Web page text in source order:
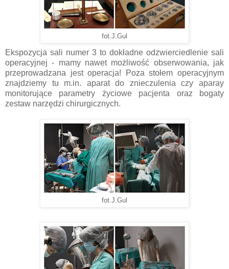
fot.J.Gul
Ekspozycja sali numer 3 to dokładne odzwierciedlenie sali
operacyjnej - mamy nawet możliwość obserwowania, jak
przeprowadzana jest operacja! Poza stołem operacyjnym
znajdziemy tu m.in. aparat do znieczulenia czy aparay
monitorujące parametry życiowe pacjenta oraz bogaty
zestaw narzędzi chirurgicznych.
fot.J.Gul